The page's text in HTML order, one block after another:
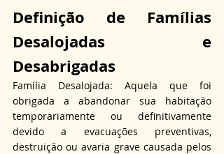
Definição de Famílias
Desalojadas e
Desabrigadas
Família Desalojada: Aquela que foi
obrigada a abandonar sua habitação
temporariamente ou definitivamente
devido a evacuações preventivas,
destruição ou avaria grave causada pelos